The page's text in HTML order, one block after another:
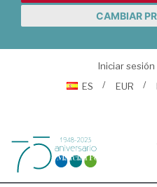
CAMBIAR
Iniciar sesión
ES
EUR